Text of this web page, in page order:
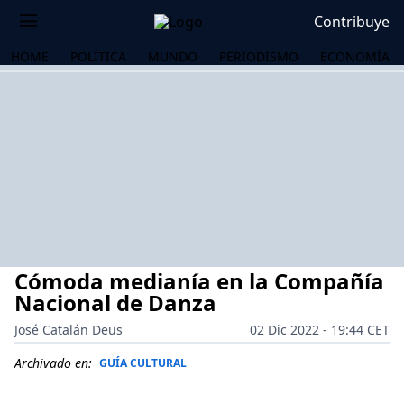
Contribuye
HOME POLÍTICA MUNDO PERIODISMO ECONOMÍA
Cómoda medianía en la Compañía
Nacional de Danza
José Catalán Deus
02 Dic 2022 - 19:44 CET
Archivado en: GUÍA CULTURAL